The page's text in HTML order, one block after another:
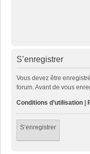
S’enregistrer
Vous devez être
forum. Avant de vous
Conditions d’utilisation |
S’enregistrer